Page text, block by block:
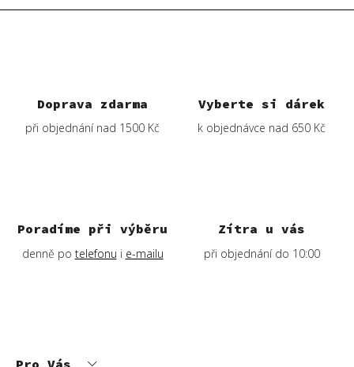
Doprava zdarma
při objednání nad 1500 Kč
Vyberte si dárek
k objednávce nad 650 Kč
Poradíme při výběru
denně po telefonu i e-mailu
Zítra u vás
při objednání do 10:00
Pro Vás